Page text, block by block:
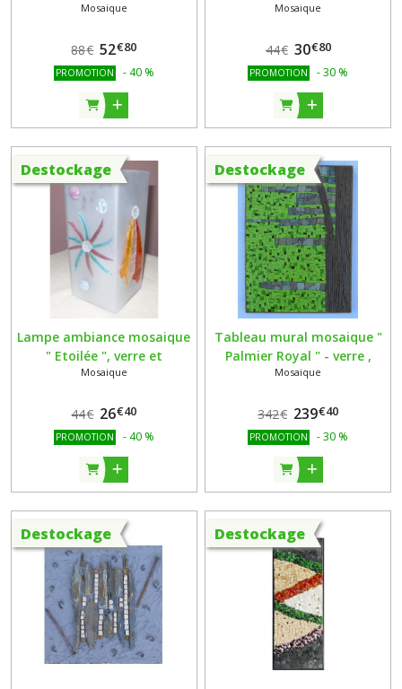
en pierres naturelles et
Mosaique
88€ 52€80
PROMOTION - 40 %
et métal rouillé, support
Mosaique
44€ 30€80
PROMOTION -30 %
Destockage
Lampe ambiance mosaique
" Etoilée ", verre et
cabochon
Mosaique
44€ 26€40
PROMOTION - 40 %
Destockage
Tableau mural mosaique "
Palmier Royal " - verre ,
smalts et schiste - livre
Muriel Ligerot
Mosaique
342€ 239€40
PROMOTION -30 %
Destockage Destockage